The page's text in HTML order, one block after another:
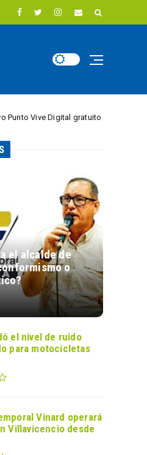
gratuito en el barrio Porfía
el alcalde de
o
el nivel de ruido
para motocicletas
Vinard operará
Villavicencio desde